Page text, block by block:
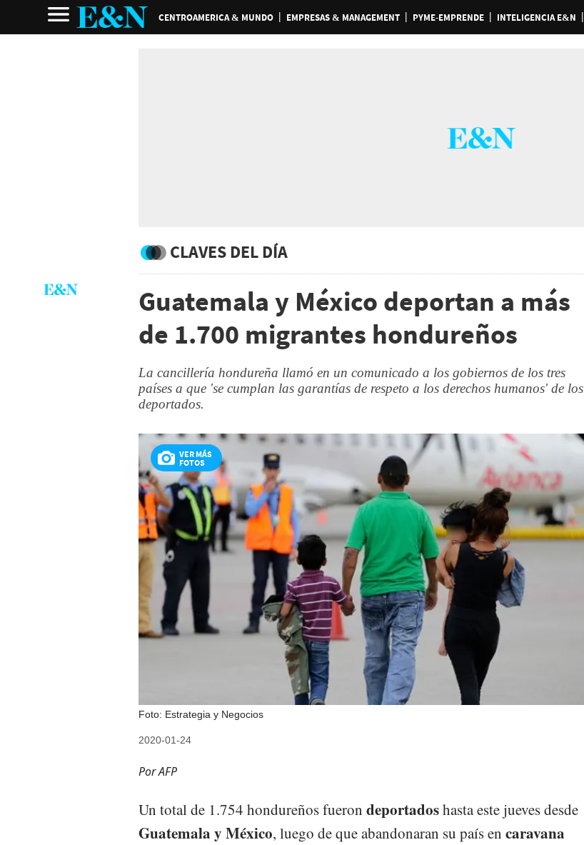
CENTROAMERICA & MUNDO EMPRESAS & MANAGEMENT PYME-EMPRENDE INTELIGENCIA E&N
CLAVES DEL DÍA
Guatemala y México deportan a más
de 1.700 migrantes hondureños
La cancillería hondureña llamó en un comunicado a los gobiernos de los tres
países a que 'se cumplan las garantías de respeto a los derechos humanos' de los
deportados.
VER MÁS
FOTOS
Foto: Estrategia y Negocios
2020-01-24
Por AFP
Un total de 1.754 hondureños fueron deportadoshasta este jueves desde
Guatemala y México, luego de que abandonaran su país en caravana